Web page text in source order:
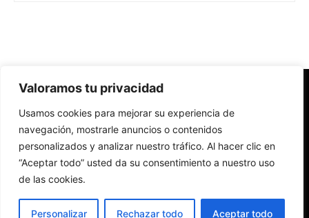
Valoramos tu privacidad
Usamos cookies para mejorar su experiencia de
navegación, mostrarle anuncios o contenidos
personalizados y analizar nuestro tráfico. Al hacer clic en
“Aceptar todo” usted da su consentimiento a nuestro uso
de las cookies.
Personalizar Rechazar todo Aceptar todo
Redes Cristianas
Una mirada alternativa sobre la Iglesia católica y la sociedad
- Colectivos de Redes Cristianas